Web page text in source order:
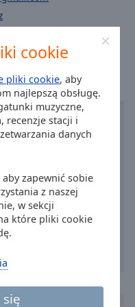
cookie
pliki cookie, aby
najlepszą obsługę.
muzyczne,
recenzje stacji i
danych
aby zapewnić sobie
z naszej
w sekcji
które pliki cookie